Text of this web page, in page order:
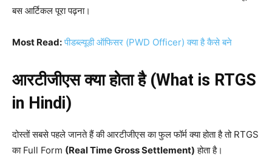
बस आर्टिकल पूरा पढ़ना।
Most Read: पीडब्ल्यूडी ऑफिसर (PWD Officer) क्या है कैसे बने
आरटीजीएस क्या होता है (What is RTGS
in Hindi)
दोस्तों सबसे पहले जानते हैं की आरटीजीएस का फुल फॉर्म क्या होता है तो RTGS
का Full Form (Real Time Gross Settlement) होता है।